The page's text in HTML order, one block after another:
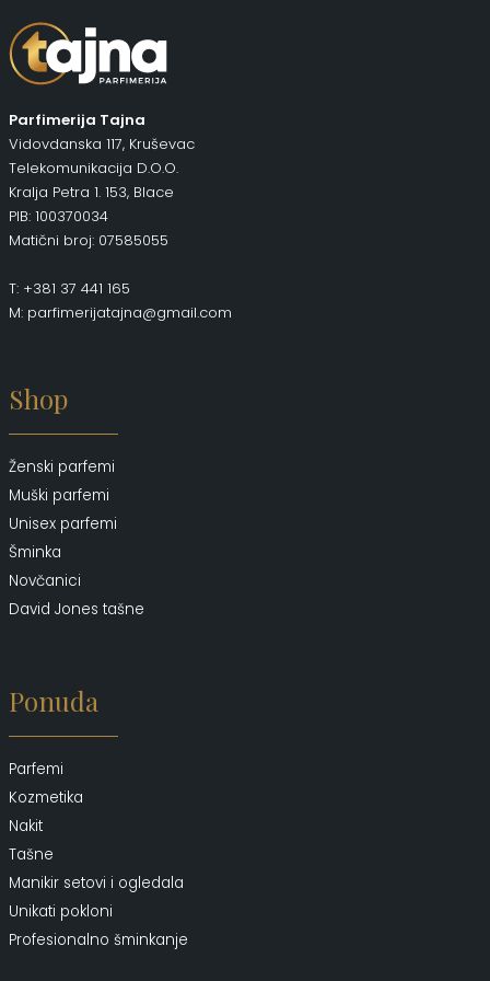
Parfimerija Tajna
Vidovdanska 117, Kruševac
Telekomunikacija D.O.O.
Kralja Petra 1. 153, Blace
PIB: 100370034
Matični broj: 07585055
T: +381 37 441 165
M: parfimerijatajna@gmail.com
Shop
Ženski parfemi
Muški parfemi
Unisex parfemi
Šminka
Novčanici
David Jones tašne
Ponuda
Parfemi
Kozmetika
Nakit
Tašne
Manikir setovi i ogledala
Unikati pokloni
Profesionalno šminkanje